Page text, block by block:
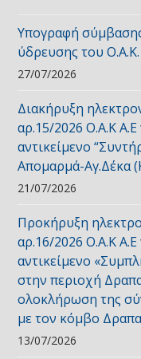
Υπογραφή
ύδρευσης του Ο.Α.Κ.
27/07/2026
Διακήρυξη
αρ.15/2026 Ο.Α.Κ
αντικείμενο
Απομαρμά-Αγ.Δέκα
21/07/2026
Προκήρυξη
αρ.16/2026 Ο.Α.Κ
αντικείμενο
στην περιοχή
ολοκλήρωση της
με τον κόμβο
13/07/2026